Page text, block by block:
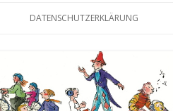
DATENSCHUTZERKLÄRUNG